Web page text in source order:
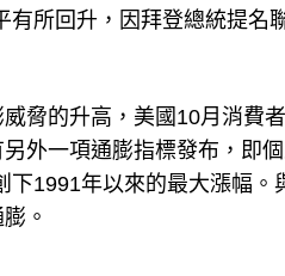
所回升，因拜登總統提名
脅的升高，美國10月消費
外一項通膨指標發布，即
1991年以來的最大漲幅
。